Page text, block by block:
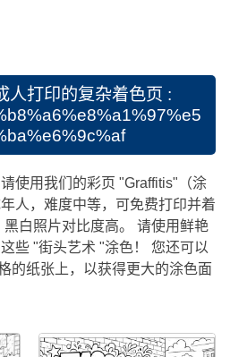
人打印的复杂着色页 :
使用我们的彩页 "Graffitis"（涂
人，难度中等，可免费打印并着
白照片对比度高。 请使用鲜艳
些 "街头艺术 "涂色！ 您还可以
的纸张上，以获得更大的涂色面